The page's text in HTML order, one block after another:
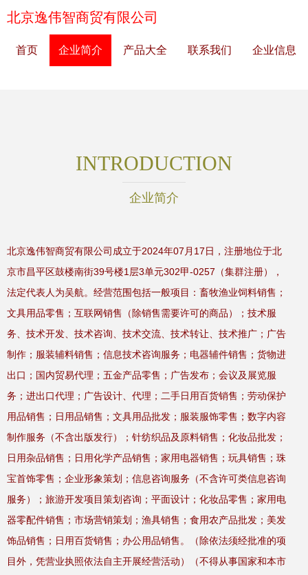
北京逸伟智商贸有限公司
首页 企业简介 产品大全 联系我们 企业信息
INTRODUCTION
企业简介
北京逸伟智商贸有限公司成立于2024年07月17日，注册地位于北
京市昌平区鼓楼南街39号楼1层3单元302甲-0257（集群注册），
法定代表人为吴航。经营范围包括一般项目：畜牧渔业饲料销售；
文具用品零售；互联网销售（除销售需要许可的商品）；技术服
务、技术开发、技术咨询、技术交流、技术转让、技术推广；广告
制作；服装辅料销售；信息技术咨询服务；电器辅件销售；货物进
出口；国内贸易代理；五金产品零售；广告发布；会议及展览服
务；进出口代理；广告设计、代理；二手日用百货销售；劳动保护
用品销售；日用品销售；文具用品批发；服装服饰零售；数字内容
制作服务（不含出版发行）；针纺织品及原料销售；化妆品批发；
日用杂品销售；日用化学产品销售；家用电器销售；玩具销售；珠
宝首饰零售；企业形象策划；信息咨询服务（不含许可类信息咨询
服务）；旅游开发项目策划咨询；平面设计；化妆品零售；家用电
器零配件销售；市场营销策划；渔具销售；食用农产品批发；美发
饰品销售；日用百货销售；办公用品销售。（除依法须经批准的项
目外，凭营业执照依法自主开展经营活动）（不得从事国家和本市